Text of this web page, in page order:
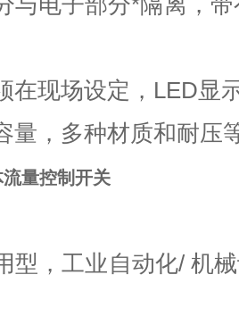
现场设定， LED显
，多种材质和耐压
量控制开关
，工业自动化/机